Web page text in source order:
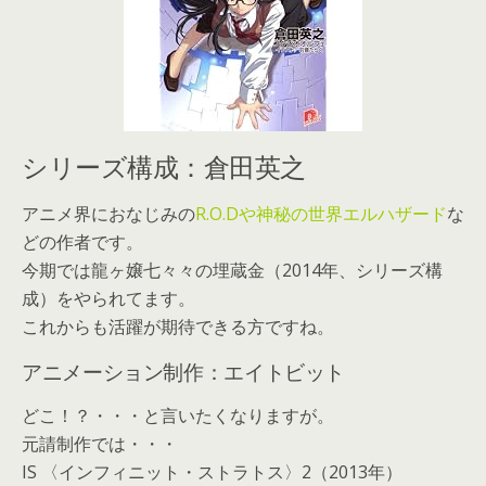
シリーズ構成：倉田英之
アニメ界におなじみのR.O.Dや神秘の世界エルハザードな
どの作者です。
今期では龍ヶ嬢七々々の埋蔵金（2014年、シリーズ構
成）をやられてます。
これからも活躍が期待できる方ですね。
アニメーション制作：エイトビット
どこ！？・・・と言いたくなりますが。
元請制作では・・・
IS 〈インフィニット・ストラトス〉2（2013年）